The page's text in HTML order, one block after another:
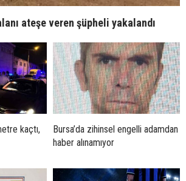
ateşe veren şüpheli yakalandı
kaçtı,
Bursa’da zihinsel engelli adamdan
haber alınamıyor